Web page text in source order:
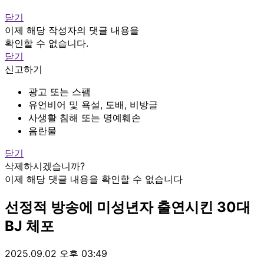
닫기
이제 해당 작성자의 댓글 내용을
확인할 수 없습니다.
닫기
신고하기
광고 또는 스팸
유언비어 및 욕설, 도배, 비방글
사생활 침해 또는 명예훼손
음란물
닫기
삭제하시겠습니까?
이제 해당 댓글 내용을 확인할 수 없습니다
선정적 방송에 미성년자 출연시킨 30대
BJ 체포
2025.09.02 오후 03:49